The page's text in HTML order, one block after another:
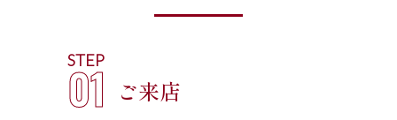
STEP
01 ご来店